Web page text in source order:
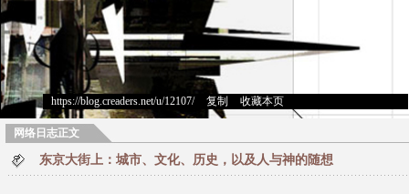
https://blog.creaders.net/u/12107/> 复制 收藏本页
网络日志正文
东京大街上：城市、文化、历史，以及人与神的随想